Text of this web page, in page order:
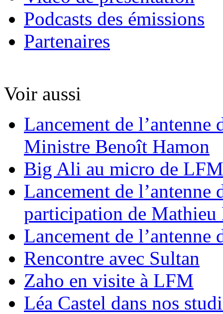
Podcasts des émissions
Partenaires
Voir aussi
Lancement de
Ministre Benoît Hamon
Big Ali au micro de LFM
Lancement de l’antenne
participation de Mathieu
Lancement de l’antenne
Rencontre avec Sultan
Zaho en visite à LFM
Léa Castel dans nos